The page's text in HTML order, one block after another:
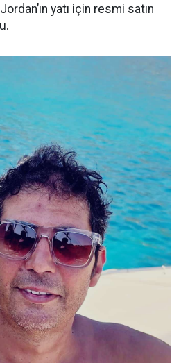
yatı için resmi satın